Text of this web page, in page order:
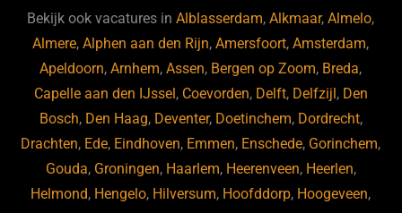
b
o
o
k
ky dI
n
Bekijk ook vacatures inAlblasserdam,Alkmaar,Almelo,
Almere,Alphen aan den Rijn,Amersfoort,Amsterdam,
Apeldoorn,Arnhem,Assen, Bergen op Zoom, Breda,
Capelle aan den IJssel, Coevorden, Delft, Delfzijl, Den
Bosch, Den Haag, Deventer, Doetinchem, Dordrecht,
Drachten, Ede, Eindhoven, Emmen, Enschede, Gorinchem,
Gouda, Groningen, Haarlem, Heerenveen, Heerlen,
Helmond, Hengelo, Hilversum, Hoofddorp, Hoogeveen,